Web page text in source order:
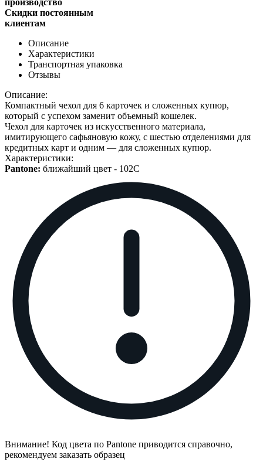
производство
Скидки постоянным
клиентам
Описание
Характеристики
Транспортная упаковка
Отзывы
Описание:
Компактный чехол для 6 карточек и сложенных купюр,
который с успехом заменит объемный кошелек.
Чехол для карточек из искусственного материала,
имитирующего сафьяновую кожу, с шестью отделениями для
кредитных карт и одним — для сложенных купюр.
Характеристики:
Pantone: ближайший цвет - 102C
Внимание! Код цвета по Pantone приводится справочно,
рекомендуем заказать образец